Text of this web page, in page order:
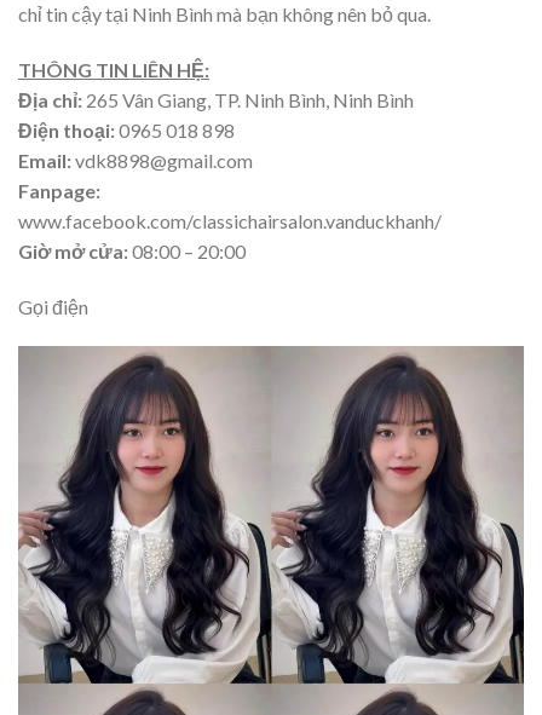
chỉ tin cậy tại Ninh Bình mà bạn không nên bỏ qua.
THÔNG TIN LIÊN HỆ:
Địa chỉ: 265 Vân Giang, TP. Ninh Bình, Ninh Bình
Điện thoại:0965 018 898
Email:vdk8898@gmail.com
Fanpage:
www.facebook.com/classichairsalon.vanduckhanh/
Giờ mở cửa:08:00 – 20:00
Gọi điện